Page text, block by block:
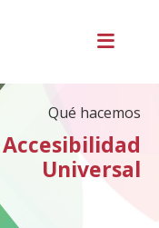
Qué hacemos
Accesibilidad
Universal